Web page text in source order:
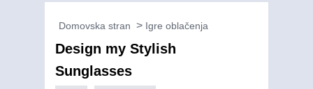
Domovska stran Igre oblačenja
Design my Stylish
Sunglasses